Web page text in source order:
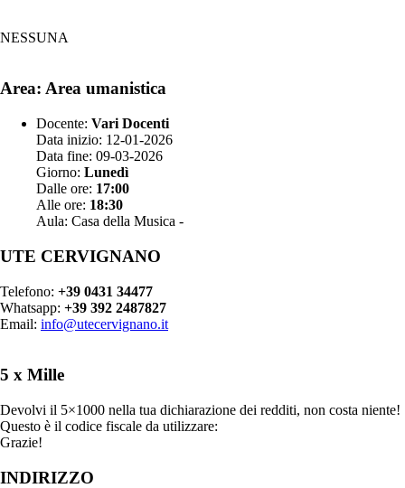
NESSUNA
Area: Area umanistica
Docente: Vari Docenti
Data inizio: 12-01-2026
Data fine: 09-03-2026
Giorno: Lunedì
Dalle ore: 17:00
Alle ore: 18:30
Aula: Casa della Musica -
UTE CERVIGNANO
Telefono: +39 0431 34477
Whatsapp: +39 392 2487827
Email: info@utecervignano.it
5 x Mille
Devolvi il 5×1000 nella tua dichiarazione dei redditi, non costa niente!
Questo è il codice fiscale da utilizzare:
Grazie!
INDIRIZZO